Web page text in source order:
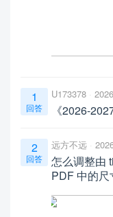
1
回答
U173378
《2026-
2
回答
远方不远
怎么调整由
PDF 中的尺